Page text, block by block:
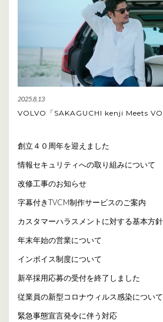
2025.8.13
VOLVO「SAKAGUCHI kenji Meets
創立４０周年を迎えました
情報セキュリティへの取り組みについて
改修工事のお知らせ
字幕付きTVCM制作サービスのご案内
カスタマーハラスメントに対する基本方針
年末年始の営業について
インボイス制度について
新卒採用応募の受付を終了しました
従業員の新型コロナウィルス感染について
緊急事態宣言発令に伴う対応